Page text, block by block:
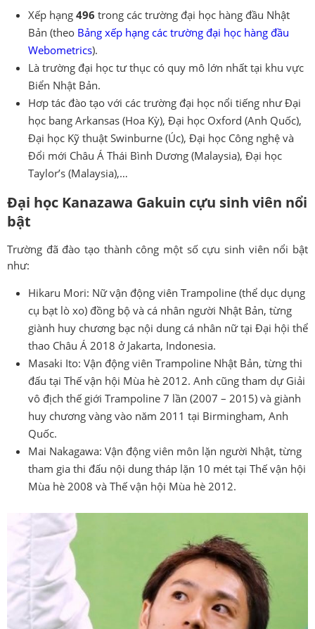
Xếp hạng 496 trong các trường đại học hàng đầu Nhật
Bản (theo Bảng xếp hạng các trường đại học hàng đầu
Webometrics).
Là trường đại học tư thục có quy mô lớn nhất tại khu vực
Biển Nhật Bản.
Hơp tác đào tạo với các trường đại học nổi tiếng như Đại
học bang Arkansas (Hoa Kỳ), Đại học Oxford (Anh Quốc),
Đại học Kỹ thuật Swinburne (Úc), Đại học Công nghệ và
Đổi mới Châu Á Thái Bình Dương (Malaysia), Đại học
Taylor’s (Malaysia),…
Đại học Kanazawa Gakuin cựu sinh viên nổi
bật
Trường đã đào tạo thành công một số cựu sinh viên nổi bật
như:
Hikaru Mori: Nữ vận động viên Trampoline (thể dục dụng
cụ bạt lò xo) đồng bộ và cá nhân người Nhật Bản, từng
giành huy chương bạc nội dung cá nhân nữ tại Đại hội thể
thao Châu Á 2018 ở Jakarta, Indonesia.
Masaki Ito: Vận động viên Trampoline Nhật Bản, từng thi
đấu tại Thế vận hội Mùa hè 2012. Anh cũng tham dự Giải
vô địch thế giới Trampoline 7 lần (2007 – 2015) và giành
huy chương vàng vào năm 2011 tại Birmingham, Anh
Quốc.
Mai Nakagawa: Vận động viên môn lặn người Nhật, từng
tham gia thi đấu nội dung tháp lặn 10 mét tại Thế vận hội
Mùa hè 2008 và Thế vận hội Mùa hè 2012.